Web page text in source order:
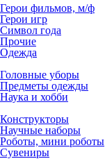
Герои фильмов, м/ф
Герои игр
Символ года
Прочие
Одежда
Головные уборы
Предметы одежды
Наука и хобби
Конструкторы
Научные наборы
Роботы, мини роботы
Сувениры